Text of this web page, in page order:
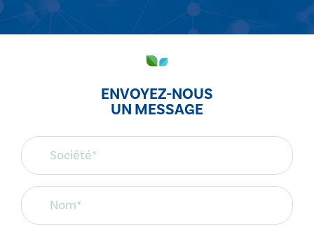
ENVOYEZ-NOUS
UN MESSAGE